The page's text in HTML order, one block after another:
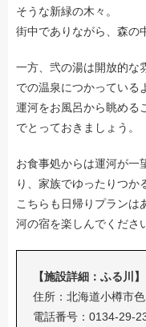
そうな新緑の木々。
街中でありながら、森の
一方、弐の湯は開放的な
での温泉につかっている
運河をお風呂から眺める
でとっておきましょう。
お食事処からは運河が一
り、家族でゆったりつか
こちらも日帰りプランは
河の宿を楽しんでくださ
【施設詳細：ふる川】
住所：北海道小樽市
電話番号：0134-29-